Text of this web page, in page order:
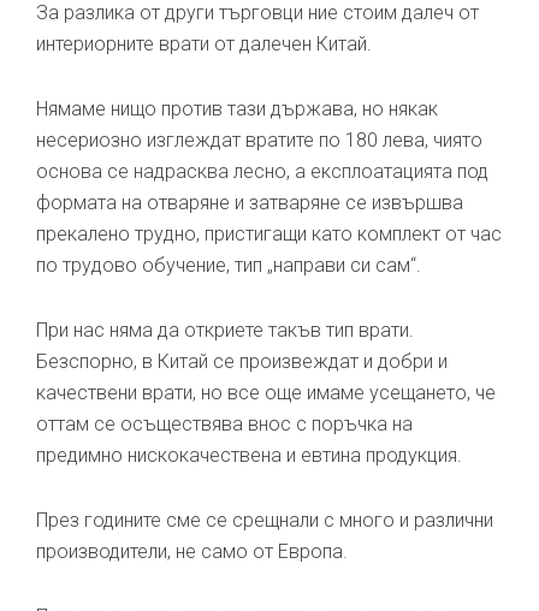
За разлика от други търговци ние стоим далеч от
интериорните врати от далечен Китай.
Нямаме нищо против тази държава, но някак
несериозно изглеждат вратите по 180 лева, чиято
основа се надрасква лесно, а експлоатацията под
формата на отваряне и затваряне се извършва
прекалено трудно, пристигащи като комплект от час
по трудово обучение, тип „направи си сам“.
При нас няма да откриете такъв тип врати.
Безспорно, в Китай се произвеждат и добри и
качествени врати, но все още имаме усещането, че
оттам се осъществява внос с поръчка на
предимно нискокачествена и евтина продукция.
През годините сме се срещнали с много и различни
производители, не само от Европа.